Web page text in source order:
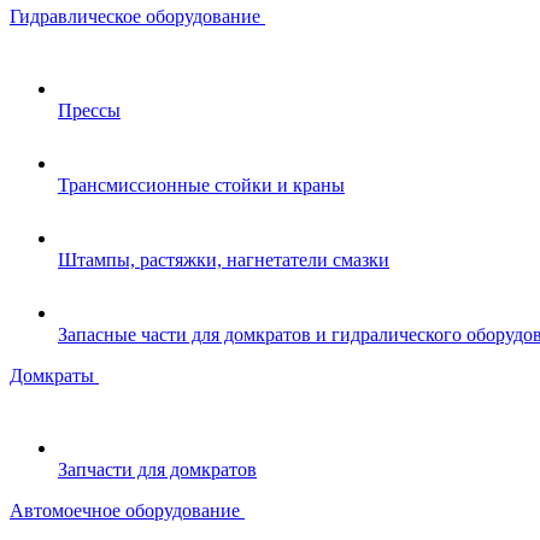
Гидравлическое оборудование
Прессы
Трансмиссионные стойки и краны
Штампы, растяжки, нагнетатели смазки
Запасные части для домкратов и гидралического
Домкраты
Запчасти для домкратов
Автомоечное оборудование